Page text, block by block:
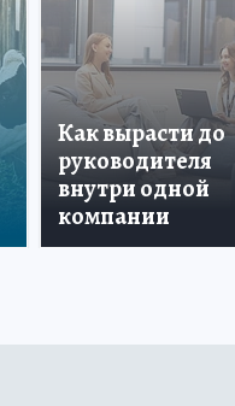
Как вырасти до
руководителя
внутри одной
компании